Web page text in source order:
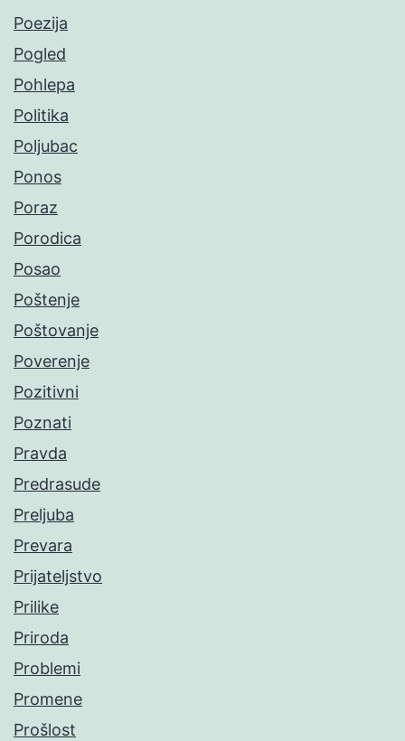
Poezija
Pogled
Pohlepa
Politika
Poljubac
Ponos
Poraz
Porodica
Posao
Poštenje
Poštovanje
Poverenje
Pozitivni
Poznati
Pravda
Predrasude
Preljuba
Prevara
Prijateljstvo
Prilike
Priroda
Problemi
Promene
Prošlost